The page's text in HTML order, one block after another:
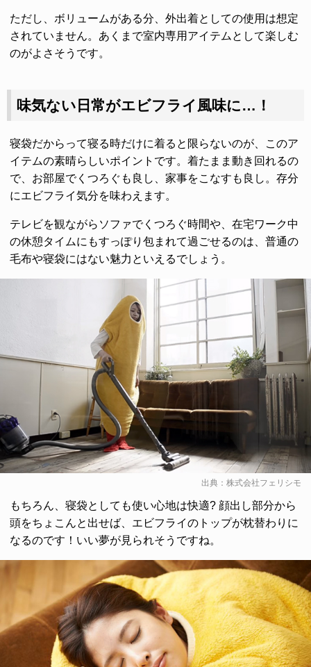
ただし、ボリュームがある分、外出着としての使用は想定
されていません。あくまで室内専用アイテムとして楽しむ
のがよさそうです。
味気ない日常がエビフライ風味に…！
寝袋だからって寝る時だけに着ると限らないのが、このア
イテムの素晴らしいポイントです。着たまま動き回れるの
で、お部屋でくつろぐも良し、家事をこなすも良し。存分
にエビフライ気分を味わえます。
テレビを観ながらソファでくつろぐ時間や、在宅ワーク中
の休憩タイムにもすっぽり包まれて過ごせるのは、普通の
毛布や寝袋にはない魅力といえるでしょう。
出典： 株式会社フェリシモ
もちろん、寝袋としても使い心地は快適? 顔出し部分から
頭をちょこんと出せば、エビフライのトップが枕替わりに
なるのです！いい夢が見られそうですね。